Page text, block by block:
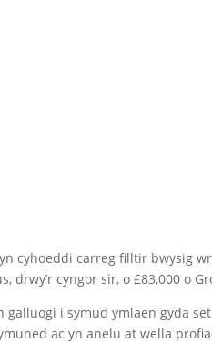
cyhoeddi carreg filltir bwysig
drwy’r cyngor sir, o £83,000 o
galluogi i symud ymlaen gyda
ac yn anelu at wella